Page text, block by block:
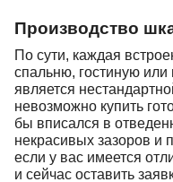
Производство
По сути, каждая
спальню, гостиную
является
невозможно купить
бы вписался в
некрасивых зазоров и
если у вас имеется
и сейчас оставить